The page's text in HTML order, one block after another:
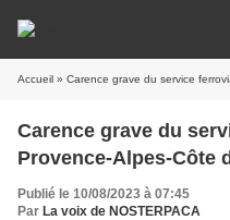
Accueil » Carence grave du service
Carence grave du
Provence-Alpes-Côte
Publié le 10/08/2023 à 07:45
Par La voix de NOSTERPACA